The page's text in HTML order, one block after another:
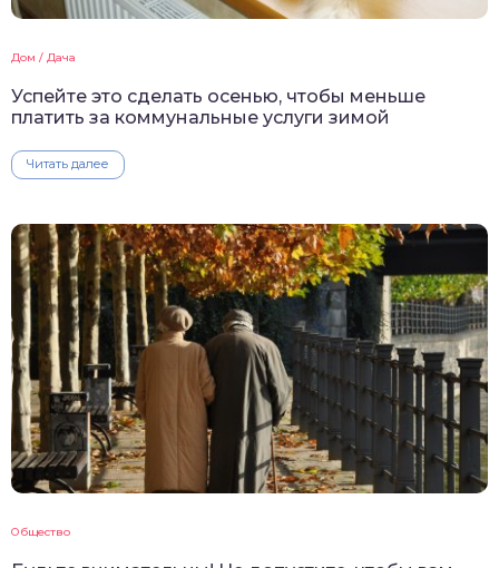
Дом / Дача
Успейте это сделать осенью, чтобы меньше
платить за коммунальные услуги зимой
Читать далее
Общество